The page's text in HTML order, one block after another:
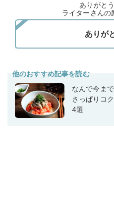
ありがと
ライターさんの
他のおすすめ記事を読む
なんで今ま
さっぱりコ
4選